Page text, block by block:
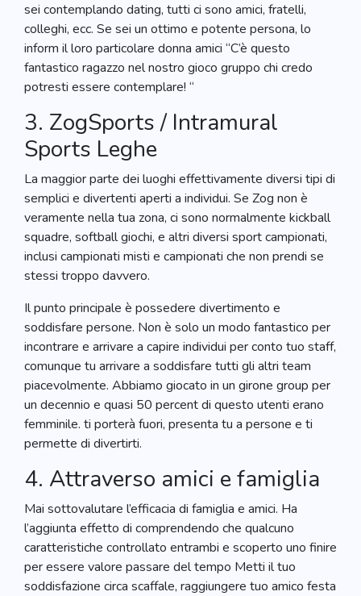
sei contemplando dating, tutti ci sono amici, fratelli,
colleghi, ecc. Se sei un ottimo e potente persona, lo
inform il loro particolare donna amici “C’è questo
fantastico ragazzo nel nostro gioco gruppo chi credo
potresti essere contemplare! “
3. ZogSports / Intramural
Sports Leghe
La maggior parte dei luoghi effettivamente diversi tipi di
semplici e divertenti aperti a individui. Se Zog non è
veramente nella tua zona, ci sono normalmente kickball
squadre, softball giochi, e altri diversi sport campionati,
inclusi campionati misti e campionati che non prendi se
stessi troppo davvero.
Il punto principale è possedere divertimento e
soddisfare persone. Non è solo un modo fantastico per
incontrare e arrivare a capire individui per conto tuo staff,
comunque tu arrivare a soddisfare tutti gli altri team
piacevolmente. Abbiamo giocato in un girone group per
un decennio e quasi 50 percent di questo utenti erano
femminile. ti porterà fuori, presenta tu a persone e ti
permette di divertirti.
4. Attraverso amici e famiglia
Mai sottovalutare l’efficacia di famiglia e amici. Ha
l’aggiunta effetto di comprendendo che qualcuno
caratteristiche controllato entrambi e scoperto uno finire
per essere valore passare del tempo Metti il ​​tuo
soddisfazione circa scaffale, raggiungere tuo amico festa